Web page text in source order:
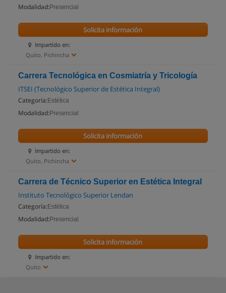
Modalidad: Presencial
Impartido en:
Quito, Pichincha
Solicita información
Carrera Tecnológica en Cosmiatría y Tricología
ITSEI (Tecnológico Superior de Estética Integral)
Categoría: Estética
Modalidad: Presencial
Impartido en:
Quito, Pichincha
Solicita información
Carrera de Técnico Superior en Estética Integral
Instituto Tecnológico Superior Lendan
Categoría: Estética
Modalidad: Presencial
Impartido en:
Quito
Solicita información